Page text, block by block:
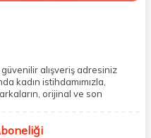
güvenilir alışveriş adresiniz
kadın istihdamımızla,
orijinal ve son
olumsuz olarak geri